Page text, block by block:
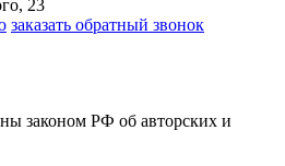
23
заказать обратный звонок
законом РФ об авторских и